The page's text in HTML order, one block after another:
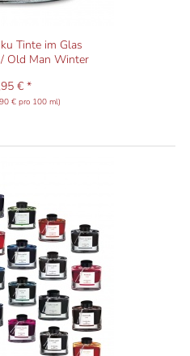
Tinte im Glas
Old Man Winter
€ *
€ pro 100 ml)